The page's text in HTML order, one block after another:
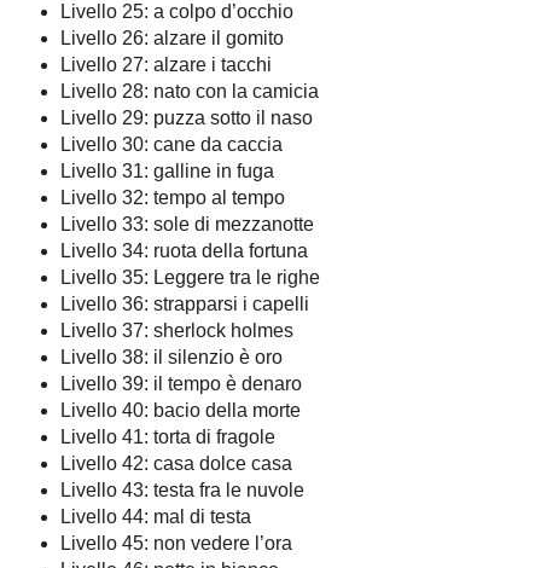
Livello 25: a colpo d’occhio
Livello 26: alzare il gomito
Livello 27: alzare i tacchi
Livello 28: nato con la camicia
Livello 29: puzza sotto il naso
Livello 30: cane da caccia
Livello 31: galline in fuga
Livello 32: tempo al tempo
Livello 33: sole di mezzanotte
Livello 34: ruota della fortuna
Livello 35: Leggere tra le righe
Livello 36: strapparsi i capelli
Livello 37: sherlock holmes
Livello 38: il silenzio è oro
Livello 39: il tempo è denaro
Livello 40: bacio della morte
Livello 41: torta di fragole
Livello 42: casa dolce casa
Livello 43: testa fra le nuvole
Livello 44: mal di testa
Livello 45: non vedere l’ora